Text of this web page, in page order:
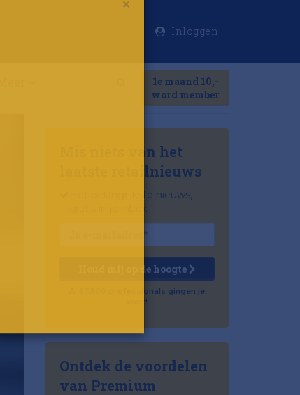
Inloggen
1e maand 10,-
word member
Mis niets van het
laatste retailnieuws
Het belangrijkste nieuws,
gratis in je inbox
Houd mij op de hoogte
Al 57.500 professionals gingen je
voor!
Ontdek de voordelen
van Premium